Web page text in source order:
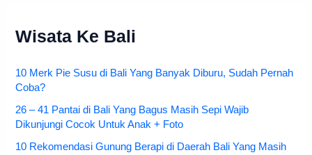
Wisata Ke Bali
10 Merk Pie Susu di Bali Yang Banyak Diburu, Sudah Pernah
Coba?
26 – 41 Pantai di Bali Yang Bagus Masih Sepi Wajib
Dikunjungi Cocok Untuk Anak + Foto
10 Rekomendasi Gunung Berapi di Daerah Bali Yang Masih